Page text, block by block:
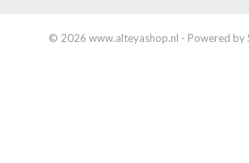
© 2026 www.alteyashop.nl - Powered by